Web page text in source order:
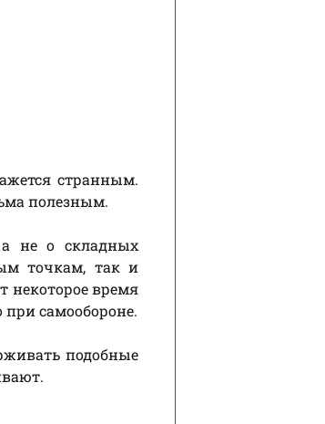
странным.
полезным.
а не о складных
точкам, так и
некоторое время
самообороне.
подобные